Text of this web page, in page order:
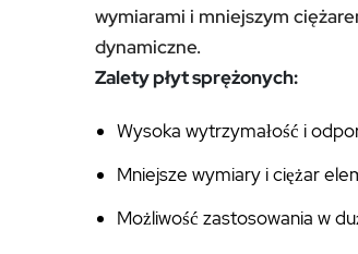
wymiarami i mniejszym
dynamiczne.
Zalety płyt sprężonych:
Wysoka wytrzymałość i
Mniejsze wymiary i ciężar
Możliwość zastosowania w